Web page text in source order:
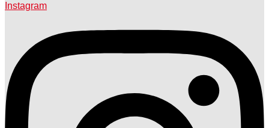
Instagram